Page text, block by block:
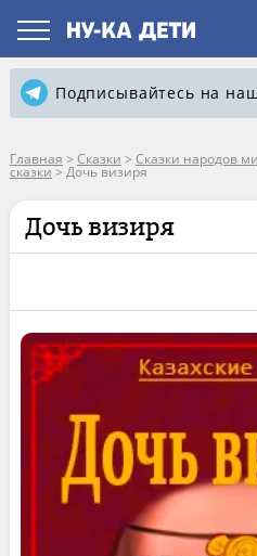
Подписывайтесь на
Главная > Сказки > Сказки народов
сказки>Дочь визиря
Дочь визиря